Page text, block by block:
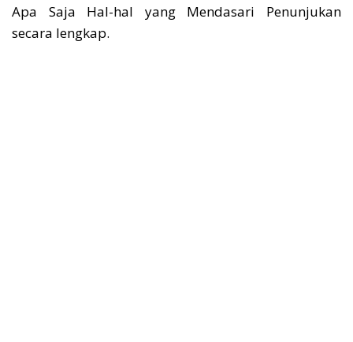
Apa Saja Hal-hal yang Mendasari Penunjukan
secara lengkap.